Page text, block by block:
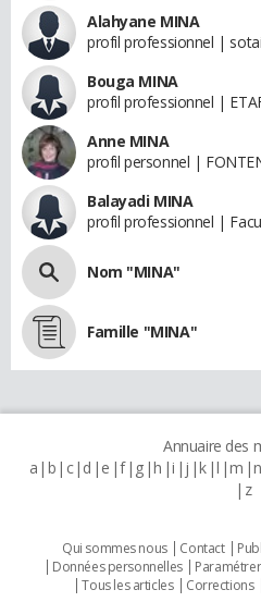
Alahyane MINA
profil professionnel |
Bouga MINA
profil professionnel |
Anne MINA
profil personnel |
Balayadi MINA
profil professionnel |
Nom "MINA"
Famille "MINA"
Annuaire des
a b c d e f g h i j k l m n
z
Qui sommes nous Contact
Données personnelles
Tous les articles
Corrections